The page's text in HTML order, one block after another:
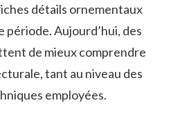
détails ornementaux
Aujourd’hui, des
de mieux comprendre
tant au niveau des
employées.